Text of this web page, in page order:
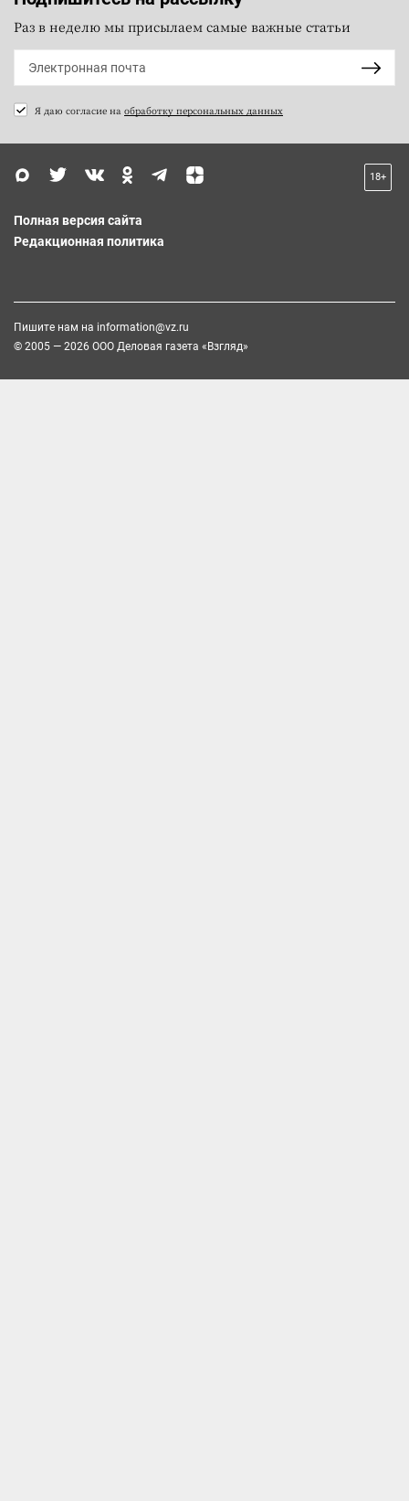
Раз в неделю мы присылаем самые важные статьи
Я даю согласие на обработку персональных данных
18+
Полная версия сайта
Редакционная политика
Пишите нам на information@vz.ru
© 2005 — 2026 ООО Деловая газета «Взгляд»